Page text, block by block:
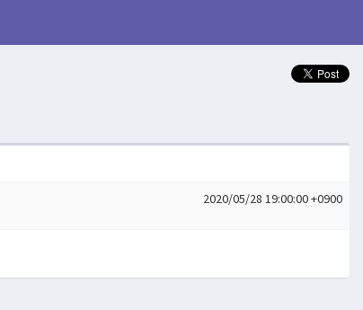
2020/05/28 19:00:00 +0900